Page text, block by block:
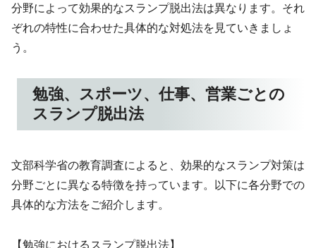
分野によって効果的なスランプ脱出法は異なります。それ
ぞれの特性に合わせた具体的な対処法を見ていきましょ
う。
勉強、スポーツ、仕事、営業ごとの
スランプ脱出法
文部科学省の教育調査によると、効果的なスランプ対策は
分野ごとに異なる特徴を持っています。以下に各分野での
具体的な方法をご紹介します。
【勉強におけるスランプ脱出法】